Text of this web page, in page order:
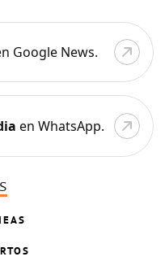
Google News.
en WhatsApp.